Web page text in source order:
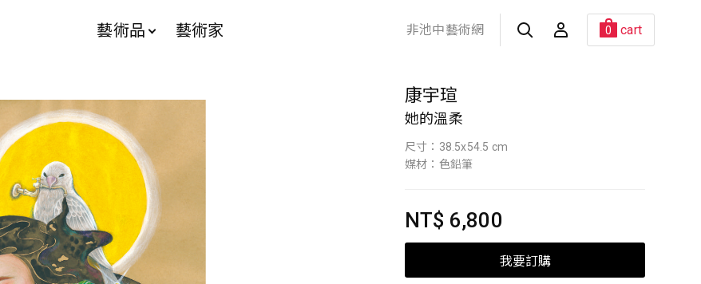
藝術品 藝術家 非池中藝術網 0 cart
康宇瑄
她的溫柔
尺寸：38.5x54.5 cm
媒材：色鉛筆
NT$ 6,800
我要訂購